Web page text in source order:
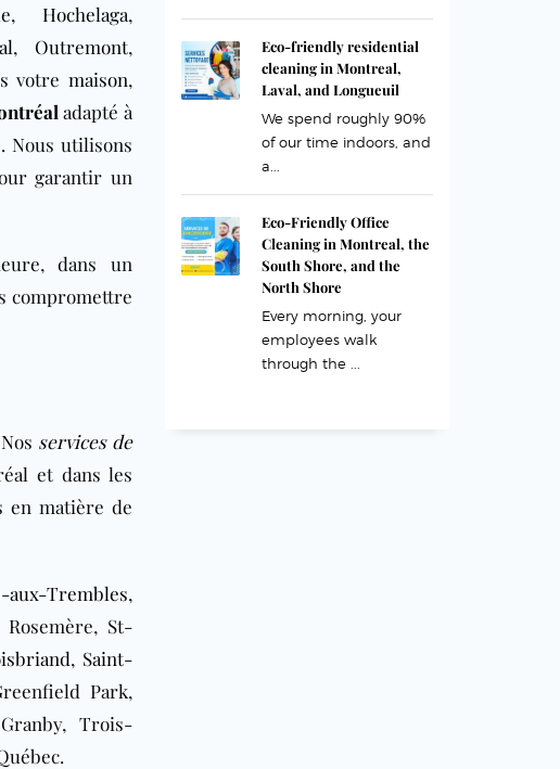
, Hochelaga,
, Outremont,
votre maison,
adapté à
Nous utilisons
garantir un
dans un
compromettre
services de
et dans les
en matière de
aux-Trembles,
St-
, Saint-
Park,
Trois-
Eco-friendly residential
cleaning in Montreal,
Laval, and Longueuil
We spend roughly 90%
of our time indoors, and
a...
Eco-Friendly Office
Cleaning in Montreal, the
South Shore, and the
North Shore
Every morning, your
employees walk
through the ...